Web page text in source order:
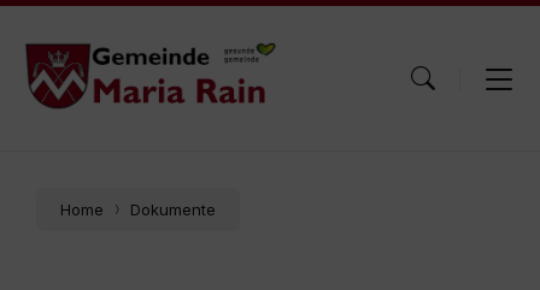
Skip
content
Skip
main
navigation
Skip
footer
Home Dokumente